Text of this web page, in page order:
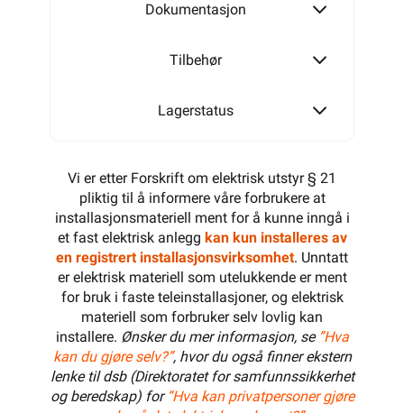
Dokumentasjon
Tilbehør
Lagerstatus
Vi er etter Forskrift om elektrisk utstyr § 21
pliktig til å informere våre forbrukere at
installasjonsmateriell ment for å kunne inngå i
et fast elektrisk anlegg kan kun installeres av
en registrert installasjonsvirksomhet. Unntatt
er elektrisk materiell som utelukkende er ment
for bruk i faste teleinstallasjoner, og elektrisk
materiell som forbruker selv lovlig kan
installere. Ønsker du mer informasjon, se ”Hva
kan du gjøre selv?”, hvor du også finner ekstern
lenke til dsb (Direktoratet for samfunnssikkerhet
og beredskap) for “Hva kan privatpersoner gjøre